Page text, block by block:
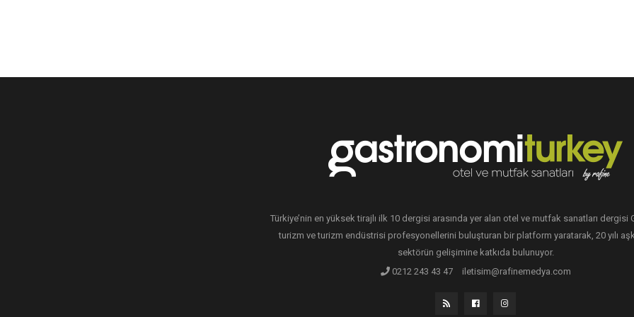
Türkiye’nin en yüksek tirajlı ilk 10 dergisi arasında yer alan otel ve mutfak sanatları dergisi
turizm ve turizm endüstrisi profesyonellerini buluşturan bir platform yaratarak, 20 yılı
sektörün gelişimine katkıda bulunuyor.
0212 243 43 47
iletisim@rafinemedya.com